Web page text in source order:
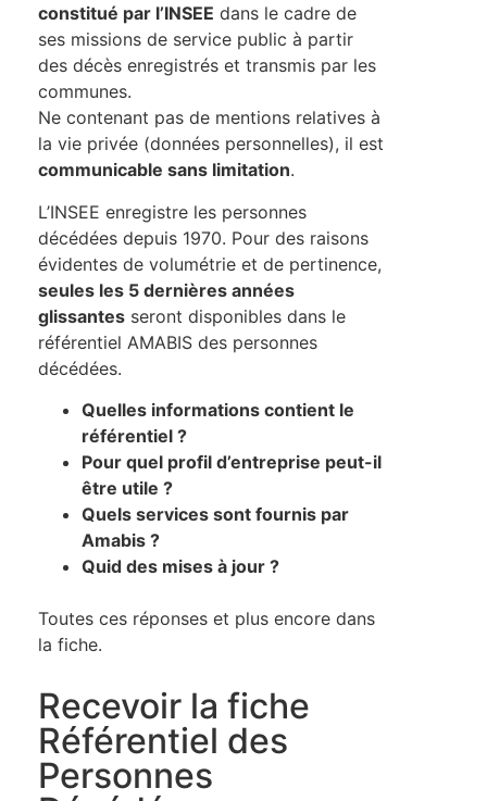
constitué par l’INSEE dans le cadre de
ses missions de service public à partir
des décès enregistrés et transmis par les
communes.
Ne contenant pas de mentions relatives à
la vie privée (données personnelles), il est
communicable sans limitation.
L’INSEE enregistre les personnes
décédées depuis 1970. Pour des raisons
évidentes de volumétrie et de pertinence,
seules les 5 dernières années
glissantes seront disponibles dans le
référentiel AMABIS des personnes
décédées.
Quelles informations contient le
référentiel ?
Pour quel profil d’entreprise peut-il
être utile ?
Quels services sont fournis par
Amabis ?
Quid des mises à jour ?
Toutes ces réponses et plus encore dans
la fiche.
Recevoir la fiche
Référentiel des
Personnes